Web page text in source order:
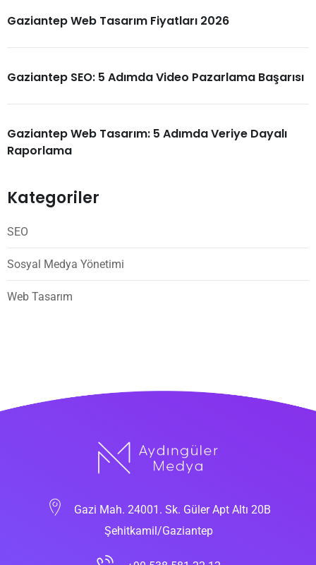
Gaziantep Web Tasarım Fiyatları 2026
Gaziantep SEO: 5 Adımda Video Pazarlama Başarısı
Gaziantep Web Tasarım: 5 Adımda Veriye Dayalı
Raporlama
Kategoriler
SEO
Sosyal Medya Yönetimi
Web Tasarım
Gazi Mah. 24001. Sk. Güler Apt Altı 20B
Şehitkamil/Gaziantep